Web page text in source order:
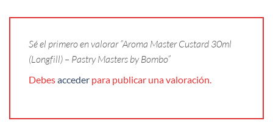
Sé el primero en valorar “Aroma Master Custard 30ml
(Longfill) – Pastry Masters by Bombo”
Debesacceder para publicar una valoración.